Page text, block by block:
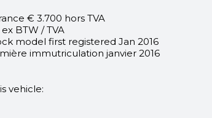
€ 3.700 hors TVA
BTW / TVA
model first registered Jan 2016
immutriculation janvier 2016
vehicle: